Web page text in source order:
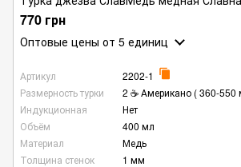
770 грн
Оптовые цены от 5 единиц
Артикул
2202-1
Размерность турки
2 ☕ Американо ( 360-550
Индукционная
Нет
Объём
400 мл
Материал
Медь
Толщина стенок
1 мм